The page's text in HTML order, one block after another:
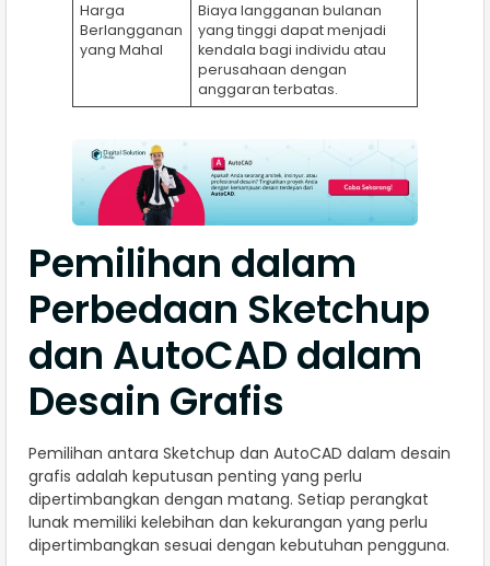
Harga
Berlangganan
yang Mahal
Biaya langganan bulanan
yang tinggi dapat menjadi
kendala bagi individu atau
perusahaan dengan
anggaran terbatas.
Pemilihan dalam
Perbedaan Sketchup
dan AutoCAD dalam
Desain Grafis
Pemilihan antara Sketchup dan AutoCAD dalam desain
grafis adalah keputusan penting yang perlu
dipertimbangkan dengan matang. Setiap perangkat
lunak memiliki kelebihan dan kekurangan yang perlu
dipertimbangkan sesuai dengan kebutuhan pengguna.